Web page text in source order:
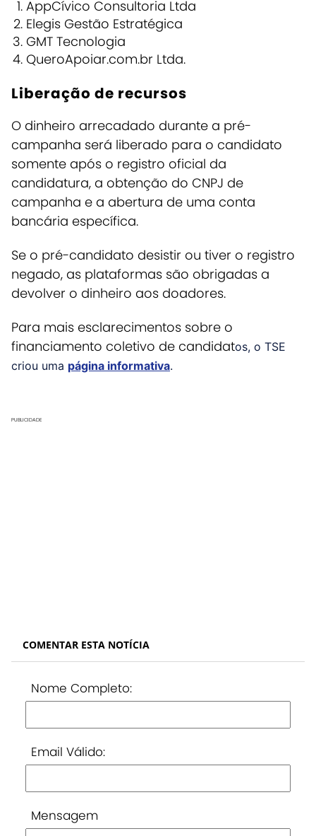
AppCívico Consultoria Ltda
Elegis Gestão Estratégica
GMT Tecnologia
QueroApoiar.com.br Ltda.
Liberação de recursos
O dinheiro arrecadado durante a pré-
campanha será liberado para o candidato
somente após o registro oficial da
candidatura, a obtenção do CNPJ de
campanha e a abertura de uma conta
bancária específica.
Se o pré-candidato desistir ou tiver o registro
negado, as plataformas são obrigadas a
devolver o dinheiro aos doadores.
Para mais esclarecimentos sobre o
financiamento coletivo de candidatos, o TSE
criou uma página informativa.
PUBLICIDADE
COMENTAR ESTA NOTÍCIA
Nome Completo:
Email Válido:
Mensagem